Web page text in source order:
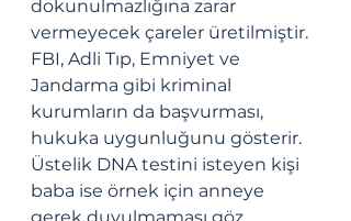
dokunulmazlığına zarar
vermeyecek çareler üretilmiştir.
FBI, Adli Tıp, Emniyet ve
Jandarma gibi kriminal
kurumların da başvurması,
hukuka uygunluğunu gösterir.
Üstelik DNA testini isteyen kişi
baba ise örnek için anneye